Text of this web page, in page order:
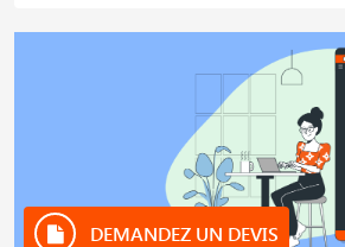
DEMANDEZ UN DEVIS